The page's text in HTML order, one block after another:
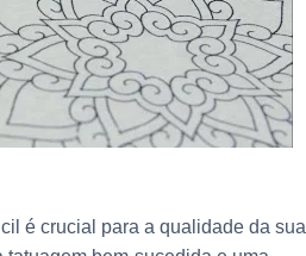
é crucial para a qualidade da sua